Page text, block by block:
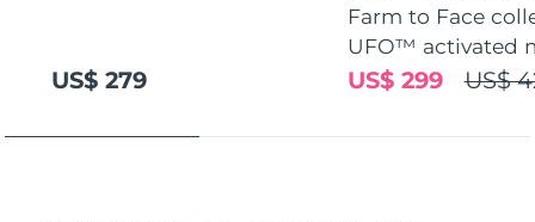
US$ 279
Farm to Face
UFO™ activated
US$
US$ 299